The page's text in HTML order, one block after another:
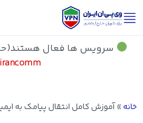
سرویس ها فعال
خانه»آموزش کامل انتقال پیامک‌ به